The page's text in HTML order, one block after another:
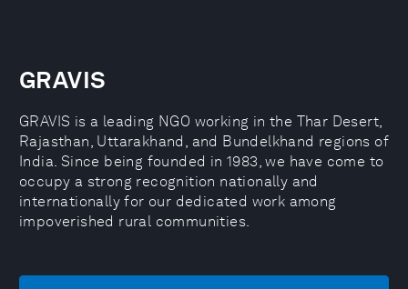
GRAVIS
GRAVIS is a leading NGO working in the Thar Desert,
Rajasthan, Uttarakhand, and Bundelkhand regions of
India. Since being founded in 1983, we have come to
occupy a strong recognition nationally and
internationally for our dedicated work among
impoverished rural communities.